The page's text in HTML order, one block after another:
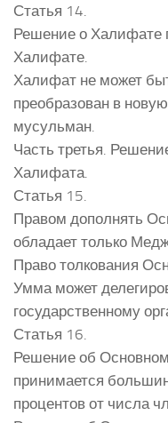
Статья 14.
Решение о Халифате
Халифате.
Халифат не может
преобразован в
мусульман.
Часть третья.
Халифата.
Статья 15.
Правом дополнять
обладает только
Право толкования
Умма может
государственному
Статья 16.
Решение об
принимается
процентов от числа